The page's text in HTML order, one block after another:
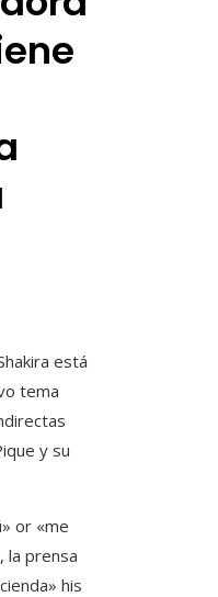
está
tema
y su
or «me
la prensa
his